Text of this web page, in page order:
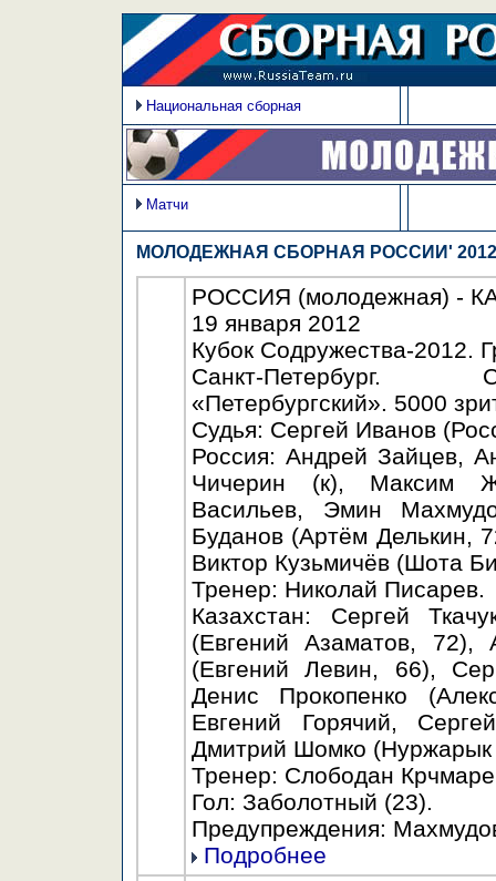
Национальная сборная
Матчи
МОЛОДЕЖНАЯ СБОРНАЯ РОССИИ' 2012
РОССИЯ (молодежная) -
19 января 2012
Кубок Содружества-2012.
Санкт-Петербург.
«Петербургский». 5000
Судья: Сергей Иванов
Россия: Андрей Зайцев,
Чичерин (к), Максим
Васильев, Эмин
Буданов (Артём Делькин,
Виктор Кузьмичёв (Шота
Тренер: Николай Писарев.
Казахстан: Сергей
(Евгений Азаматов, 72),
(Евгений Левин, 66),
Денис Прокопенко
Евгений Горячий,
Дмитрий Шомко (Нуржарык
Тренер: Слободан
Гол: Заболотный (23).
Предупреждения:
Подробнее